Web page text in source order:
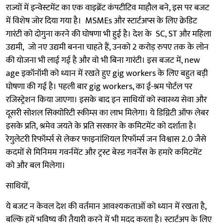
राज्यों में इन्वेस्टमेंट का एक वाइब्रेंट कंपटीटिव माहौल बने, इस पर बजट
में विशेष जोर दिया गया है। MSMEs और स्टार्टअप्स के लिए क्रेडिट
गारंटी को दोगुना करने की घोषणा भी हुई है। देश के SC, ST और महिला
उद्यमी, जो नए उद्यमी बनना चाहते हैं, उनको 2 करोड़ रुपए तक के लोन
की योजना भी लाई गई है और वो भी बिना गारंटी। इस बजट में, new
age इकॉनॉमी को ध्यान में रखते हुए gig workers के लिए बहुत बड़ी
घोषणा की गई है। पहली बार gig workers, का ई-श्रम पोर्टल पर
रजिस्ट्रेशन किया जाएगा। इसके बाद इन साथियों को स्वास्थ्य सेवा और
दूसरी सोशल सिक्योरिटी स्कीम्स का लाभ मिलेगा। ये डिग्निटी ऑफ लेबर
इसके प्रति, श्रमेव जयते के प्रति सरकार के कमिटमेंट को दर्शाता है।
रेगुलेटरी रिफॉर्म्स से लेकर फाइनांशियल रिफॉर्म्स जन विश्वास 2.0 जैसे
कदमों से मिनिमम गवर्नमेंट और ट्रस्ट बेस्ड गवर्नेंस के हमारे कमिटमेंट
को और बल मिलेगा।
साथियों,
ये बजट न केवल देश की वर्तमान आवश्यकताओं को ध्यान में रखता है,
बल्कि हमें भविष्य की तैयारी करने में भी मदद करता है। स्टार्टअप के लिए